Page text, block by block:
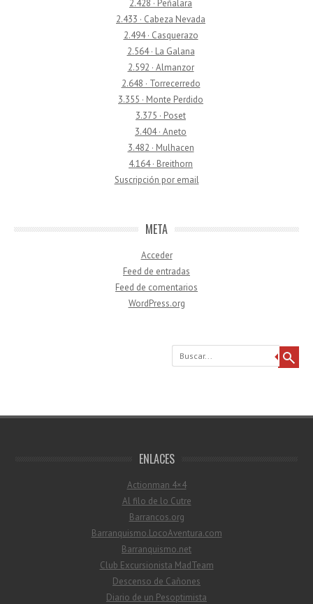
2.428 · Peñalara
2.433 · Cabeza Nevada
2.494 · Casquerazo
2.564 · La Galana
2.592 · Almanzor
2.648 · Torrecerredo
3.355 · Monte Perdido
3.375 · Poset
3.404 · Aneto
3.482 · Mulhacen
4.164 · Breithorn
Suscripción por email
META
Acceder
Feed de entradas
Feed de comentarios
WordPress.org
Buscar
ENLACES
Actionman 4×4
Al filo de lo Cutre
Barrancos.org
Barranquismo.LocoAventura.com
Barranquismo.net
Club Excursionista MadTeam
Descenso de Cañones
Diario de un Pesoptimista